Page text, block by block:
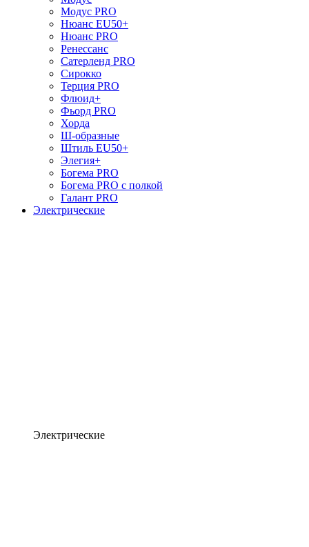
Модус PRO
Нюанс EU50+
Нюанс PRO
Ренессанс
Сатерленд PRO
Сирокко
Терция PRO
Флюид+
Фьорд PRO
Хорда
Ш-образные
Штиль EU50+
Элегия+
Богема PRO
Богема PRO с полкой
Галант PRO
Электрические
Электрические